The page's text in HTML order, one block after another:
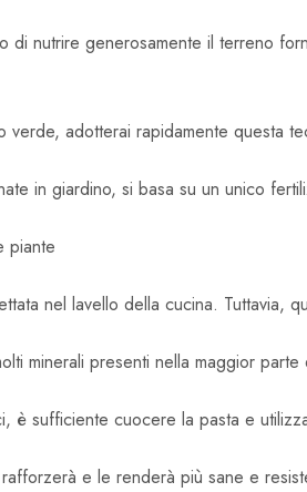
nutrire generosamente il terreno
adotterai rapidamente questa
in giardino, si basa su un unico
piante
nel lavello della cucina. Tuttavia,
minerali presenti nella maggior parte
sufficiente cuocere la pasta e
e le renderà più sane e